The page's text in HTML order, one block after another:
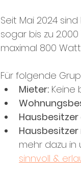
Seit Mai 2024
sogar bis zu
maximal 800
Für folgende
Mieter: Keine
mehr dazu in
sinnvoll &